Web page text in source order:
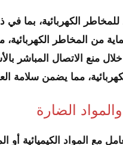
الكهربائية، بما في
من المخاطر الكهربائية،
منع الاتصال المباشر
مما يضمن سلامة
الضارة
مع المواد الكيميائية أو